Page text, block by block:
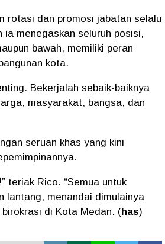
rotasi dan promosi jabatan selalu
ia menegaskan seluruh posisi,
bawah, memiliki peran
kota.
Bekerjalah sebaik-baiknya
masyarakat, bangsa, dan
seruan khas yang kini
teriak Rico. “Semua untuk
lantang, menandai dimulainya
di Kota Medan. (has)